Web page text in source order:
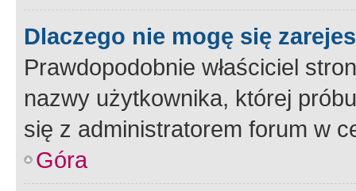
Dlaczego nie mogę się
Prawdopodobnie właściciel
nazwy użytkownika, której
się z administratorem forum w
Góra